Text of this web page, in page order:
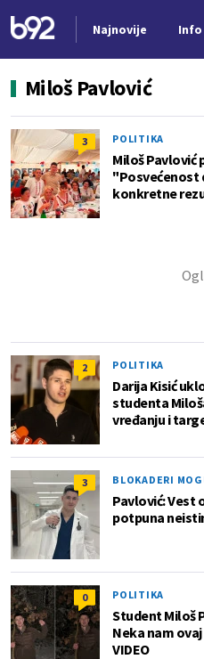
Najnovije Info
Miloš Pavlović
3 POLITIKA
Miloš Pavlović
"Posvećenost
konkretne
2 POLITIKA
Darija Kisić
studenta
vređanju i
3 BLOKADERI
Pavlović: Vest
potpuna
0 POLITIKA
Student Miloš
Neka nam
VIDEO